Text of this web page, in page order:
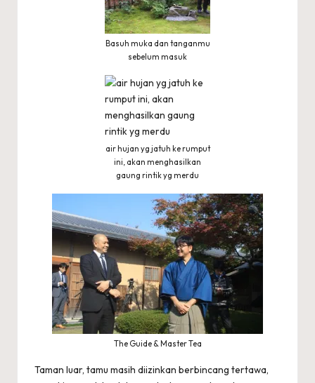
Basuh muka dan tanganmu
sebelum masuk
air hujan yg jatuh ke rumput
ini, akan menghasilkan
gaung rintik yg merdu
The Guide & Master Tea
Taman luar, tamu masih diizinkan berbincang tertawa,